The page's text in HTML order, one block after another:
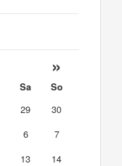
»
Sa
So
29
30
6
7
13
14